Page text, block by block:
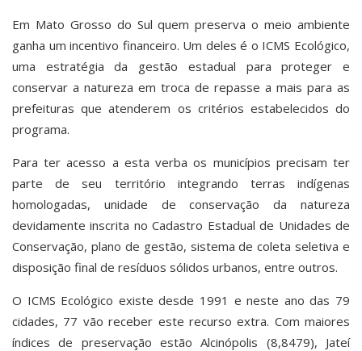
Em Mato Grosso do Sul quem preserva o meio ambiente
ganha um incentivo financeiro. Um deles é o ICMS Ecológico,
uma estratégia da gestão estadual para proteger e
conservar a natureza em troca de repasse a mais para as
prefeituras que atenderem os critérios estabelecidos do
programa.
Para ter acesso a esta verba os municípios precisam ter
parte de seu território integrando terras indígenas
homologadas, unidade de conservação da natureza
devidamente inscrita no Cadastro Estadual de Unidades de
Conservação, plano de gestão, sistema de coleta seletiva e
disposição final de resíduos sólidos urbanos, entre outros.
O ICMS Ecológico existe desde 1991 e neste ano das 79
cidades, 77 vão receber este recurso extra. Com maiores
índices de preservação estão Alcinópolis (8,8479), Jateí